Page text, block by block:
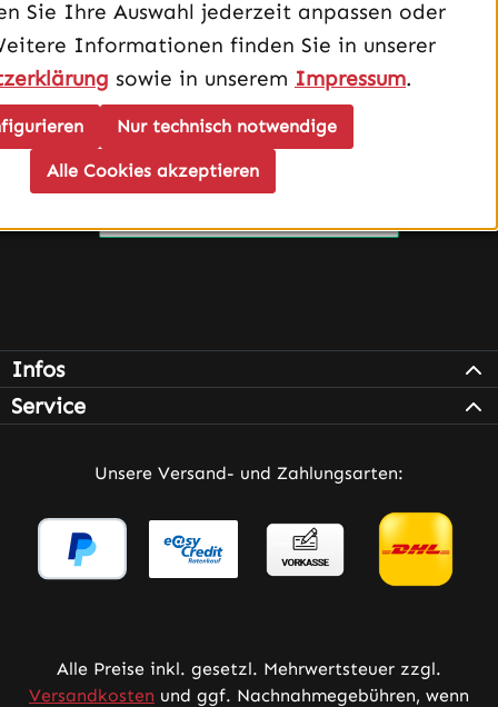
Oder über unserKontaktformular
Vertrag widerrufen
Schau auf Instagram vorbei – öffnet in neuem Tab
Sieh dir unsere TikTok-Videos an – öffnet in neuem
Sieh dir unsere Videos auf YouTube an – öffnet
Infos
Service
Unsere Versand- und Zahlungsarten:
Alle Preise inkl. gesetzl. Mehrwertsteuer zzgl.
Versandkosten und ggf. Nachnahmegebühren, wenn
Sie Ihre Auswahl jederzeit anpassen oder
Informationen finden Sie in unserer
sowie in unserem Impressum.
Nur technisch notwendige
Alle Cookies akzeptieren